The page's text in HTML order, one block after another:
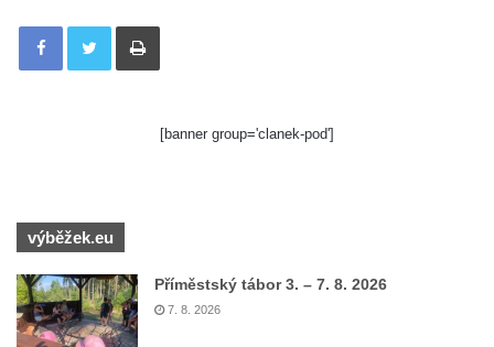
Tisknout
[banner group='clanek-pod']
výběžek.eu
Příměstský tábor 3. – 7. 8. 2026
7. 8. 2026